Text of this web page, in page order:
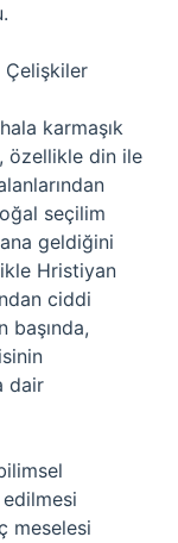
Çelişkiler
karmaşık
özellikle din ile
seçilim
geldiğini
Hristiyan
ciddi
başında,
dair
meselesi